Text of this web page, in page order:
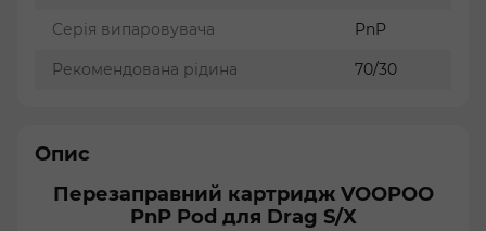
Серія випаровувача PnP
Рекомендована рідина 70/30
Опис
Перезаправний картридж VOOPOO
PnP Pod для Drag S/X